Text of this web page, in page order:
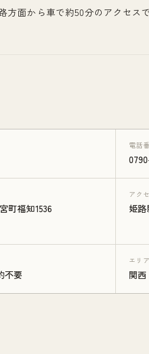
面から車で約50分のアクセスで
電話
町福知1536
アク
姫
要
エリア
関西